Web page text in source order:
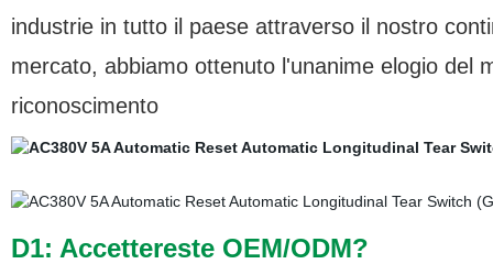
industrie in tutto il paese attraverso il nostro
mercato, abbiamo ottenuto l'unanime elogio del
riconoscimento
D1: Accettereste OEM/ODM?